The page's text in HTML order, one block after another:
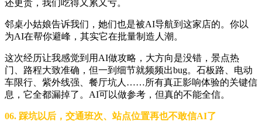
还更贵，我们吃得又累又亏。
邻桌小姑娘告诉我们，她们也是被AI导航到这家店的。你以
为AI在帮你避峰，其实它在批量制造人潮。
这次经历让我感觉到用AI做攻略，大方向是没错，景点热
门、路程大致准确，但一到细节就频频出bug。石板路、电动
车限行、紫外线强、餐厅坑人……所有真正影响体验的关键信
息，它全都漏掉了。AI可以做参考，但真的不能全信。
06. 踩坑以后，交通班次、站点位置再也不敢信AI了